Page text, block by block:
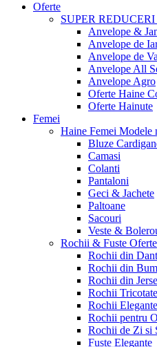
Oferte
SUPER REDUCERI
Anvelope &
Anvelope de
Anvelope de
Anvelope All
Anvelope Agro
Oferte Haine
Oferte Hainute
Femei
Haine Femei Modele
Bluze
Camasi
Colanti
Pantaloni
Geci & Jachete
Paltoane
Sacouri
Veste &
Rochii & Fuste Oferte
Rochii din
Rochii din
Rochii din
Rochii Tricotate
Rochii Elegante
Rochii pentru
Rochii de Zi si
Fuste Elegante